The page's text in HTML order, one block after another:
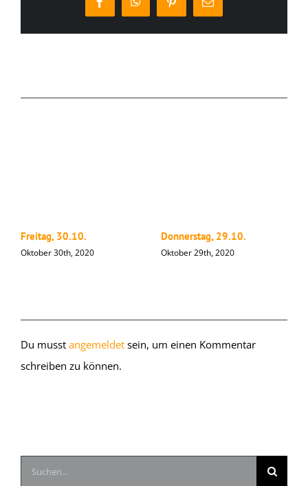
FacebookWhatsAppPinterest
E-
Mail
Freitag, 30.10.
Oktober 30th, 2020
Donnerstag, 29.10.
Oktober 29th, 2020
Du musst angemeldet sein, um einen Kommentar
schreiben zu können.
Suche